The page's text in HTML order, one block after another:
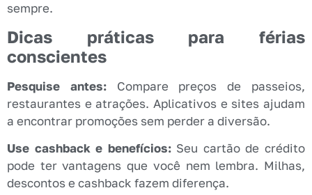
sempre.
Dicas práticas para férias
conscientes
Pesquise antes:Compare preços de passeios,
restaurantes e atrações. Aplicativos e sites ajudam
a encontrar promoções sem perder a diversão.
Use cashback e benefícios:Seu cartão de crédito
pode ter vantagens que você nem lembra. Milhas,
descontos e cashback fazem diferença.